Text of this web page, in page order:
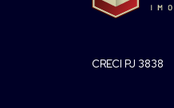
CRECI PJ 3838